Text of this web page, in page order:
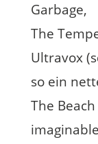
Garbage,
The
Ultravox
so ein
The